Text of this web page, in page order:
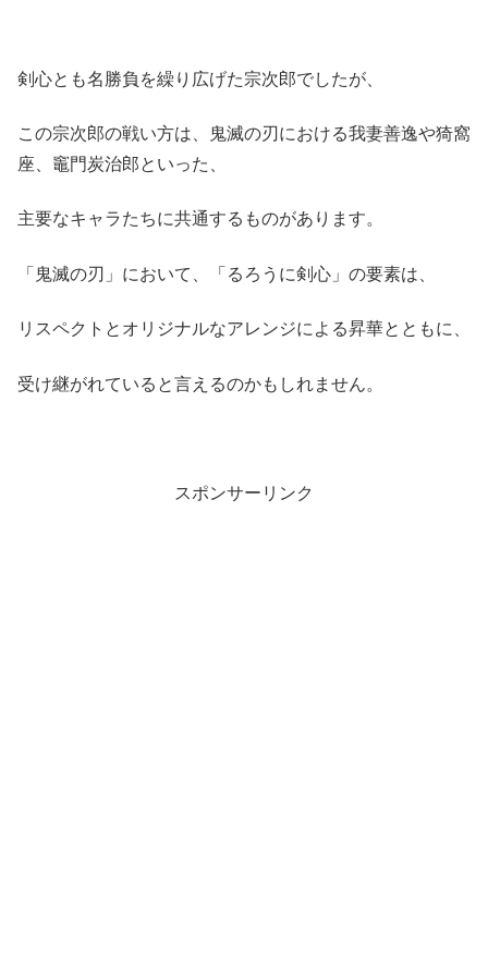
剣心とも名勝負を繰り広げた宗次郎でしたが、
この宗次郎の戦い方は、鬼滅の刃における我妻善逸や猗窩
座、竈門炭治郎といった、
主要なキャラたちに共通するものがあります。
「鬼滅の刃」において、「るろうに剣心」の要素は、
リスペクトとオリジナルなアレンジによる昇華とともに、
受け継がれていると言えるのかもしれません。
スポンサーリンク